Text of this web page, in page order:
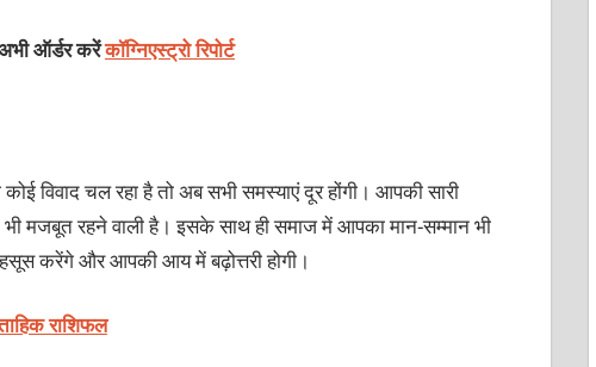
ऑर्डर करेंकॉग्निएस्ट्रो रिपोर्ट
विवाद चल रहा है तो अब सभी समस्याएं दूर होंगी। आपकी सारी
मजबूत रहने वाली है। इसके साथ ही समाज में आपका मान-सम्मान भी
करेंगे और आपकी आय में बढ़ोत्तरी होगी।
राशिफल